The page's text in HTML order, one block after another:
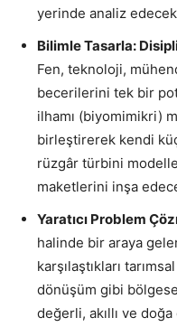
yerinde analiz
Bilimle Tasarla:
Fen, teknoloji,
becerilerini tek bir
ilhamı (biyomimikri)
birleştirerek kendi
rüzgâr türbini
maketlerini inşa
Yaratıcı Problem
halinde bir araya
karşılaştıkları
dönüşüm gibi
değerli, akıllı ve